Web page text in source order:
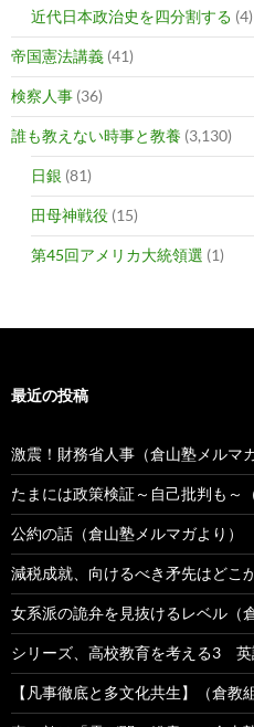
近代日本政治史を四分割する (4)
帝国憲法講義 (41)
検察人事 (36)
誰も教えない時事と教養 (3,130)
日銀 (81)
田母神戦役 (15)
第45回アメリカ大統領選 (1)
最近の投稿
激震！財務省人事（倉山塾メルマ
たまには政策検証～自己批判も～
公約の話（倉山塾メルマガより）
減税成就、向けるべき矛先はどこ
女系派の詭弁を見抜けるレベル（
シリーズ、高校教育を考える3 英
【凡事徹底と多文化共生】（倉教